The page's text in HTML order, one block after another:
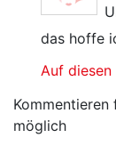
das hoffe
Auf
möglich